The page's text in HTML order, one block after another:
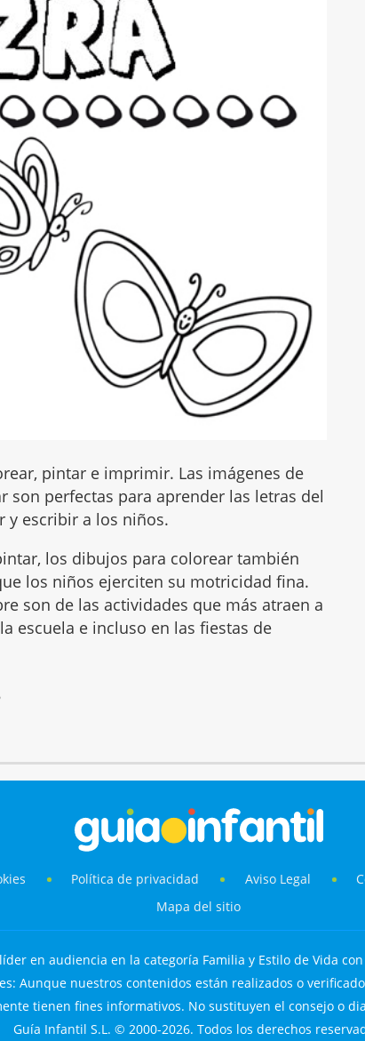
pintar e imprimir. Las imágenes de
perfectas para aprender las letras del
y escribir a los niños.
los dibujos para colorear también
los niños ejerciten su motricidad fina.
son de las actividades que más atraen a
escuela e incluso en las fiestas de
Política de privacidad Aviso Legal
Mapa del sitio
en audiencia en la categoría Familia y Estilo de Vida
Aunque nuestros contenidos están realizados o
tienen fines informativos. No sustituyen el consejo o
Guía Infantil S.L. © 2000-2026. Todos los derechos